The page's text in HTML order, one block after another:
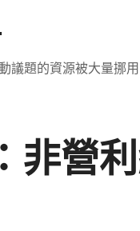
議題的資源被大量
非營